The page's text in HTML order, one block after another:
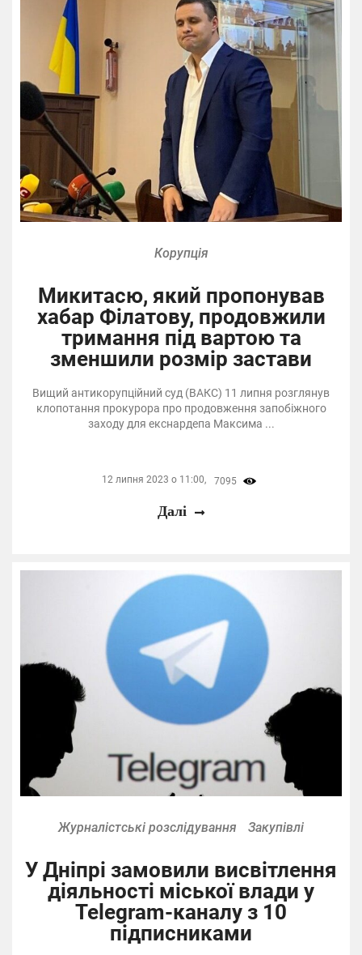
Корупція
Микитасю, який пропонував
хабар Філатову, продовжили
тримання під вартою та
зменшили розмір застави
Вищий антикорупційний суд (ВАКС) 11 липня розглянув
клопотання прокурора про продовження запобіжного
заходу для екснардепа Максима ...
12 липня 2023 о 11:00, 7095
Далі
Журналістські розслідування Закупівлі
У Дніпрі замовили висвітлення
діяльності міської влади у
Telegram-каналу з 10
підписниками